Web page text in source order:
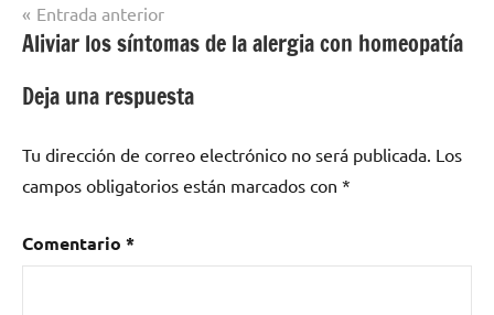
Navegación
de
entradas
Entrada anterior
Aliviar los síntomas de la alergia con homeopatía
Deja una respuesta
Tu dirección de correo electrónico no será publicada. Los
campos obligatorios están marcados con *
Comentario *